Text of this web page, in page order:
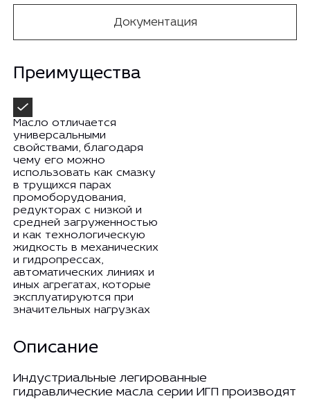
Документация
Преимущества
Масло отличается
универсальными
свойствами, благодаря
чему его можно
использовать как смазку
в трущихся парах
промоборудования,
редукторах с низкой и
средней загруженностью
и как технологическую
жидкость в механических
и гидропрессах,
автоматических линиях и
иных агрегатах, которые
эксплуатируются при
значительных нагрузках
Описание
Индустриальные легированные
гидравлические масла серии ИГП производят